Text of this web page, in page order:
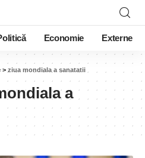
Economie Externe
> ziua mondiala a sanatatii
a